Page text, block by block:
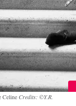
Celine Credits: ©Y.R.